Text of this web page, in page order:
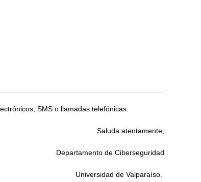
SMS o llamadas telefónicas.
Saluda atentamente,
Departamento de Ciberseguridad
Universidad de Valparaíso.